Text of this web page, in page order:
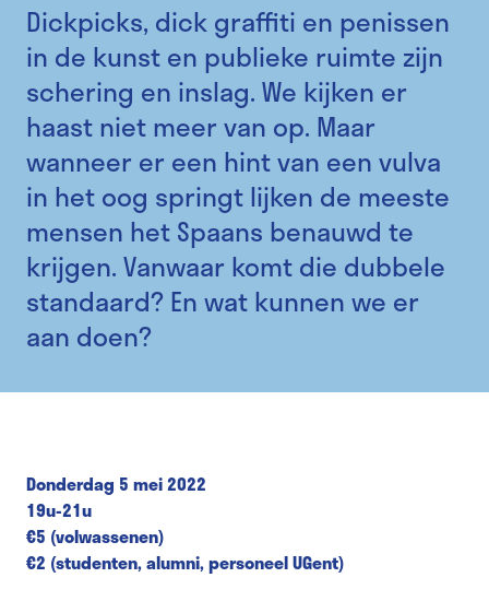
Dickpicks, dick graffiti en penissen
in de kunst en publieke ruimte zijn
schering en inslag. We kijken er
haast niet meer van op. Maar
wanneer er een hint van een vulva
in het oog springt lijken de meeste
mensen het Spaans benauwd te
krijgen. Vanwaar komt die dubbele
standaard? En wat kunnen we er
aan doen?
Donderdag 5 mei 2022
19u-21u
€5 (volwassenen)
€2 (studenten, alumni, personeel UGent)